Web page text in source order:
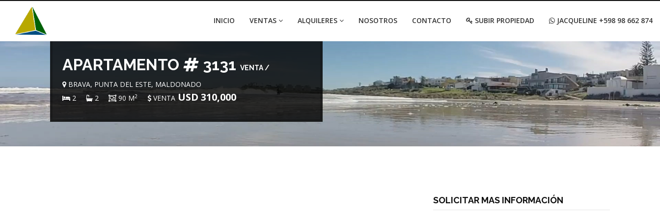
INICIO VENTAS ALQUILERES NOSOTROS CONTACTO SUBIR PROPIEDAD JACQUELINE +598 98 662 874
APARTAMENTO 3131 VENTA /
BRAVA, PUNTA DEL ESTE, MALDONADO
2
2 90 M2 VENTAUSD 310,000
SOLICITAR MAS INFORMACIÓN